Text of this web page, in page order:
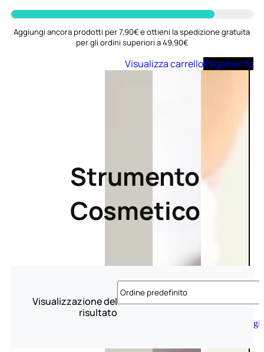
Aggiungi
Aggiungi ancora prodotti per 7,90€ e ottieni la spedizione gratuita
per gli ordini superiori a 49,90€
Visualizza carrelloPagamento
Strumento
Cosmetico
Visualizzazione del
risultato